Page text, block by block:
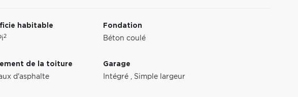
habitable
2
Fondation
Béton coulé
de la toiture
d'asphalte
Garage
Intégré , Simple largeur